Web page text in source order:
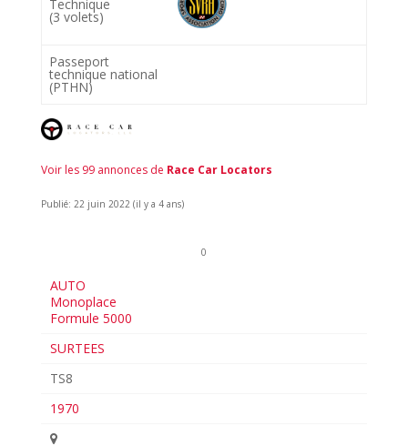
Technique
(3 volets)
Passeport
technique national
(PTHN)
Voir les 99 annonces de Race Car Locators
Publié: 22 juin 2022 (il y a 4 ans)
0
AUTO
Monoplace
Formule 5000
SURTEES
TS8
1970